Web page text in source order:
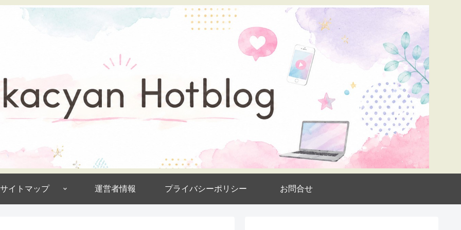
サイトマップ 運営者情報 プライバシーポリシー お問合せ